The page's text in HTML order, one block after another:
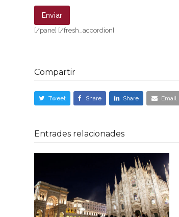
[/pane] [/fresh_accordion]
Compartir
Tweet Share Share Email
Entrades relacionades